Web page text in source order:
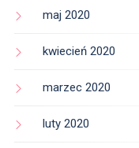
maj 2020
kwiecień 2020
marzec 2020
luty 2020